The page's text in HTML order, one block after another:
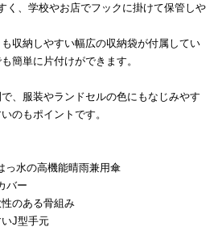
く、学校やお店でフックに掛けて保管しや
収納しやすい幅広の収納袋が付属してい
簡単に片付けができます。
、服装やランドセルの色にもなじみやす
のもポイントです。
っ水の高機能晴雨兼用傘
バー
のある骨組み
J型手元